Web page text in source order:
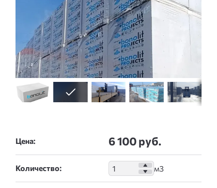
Цена: 6 100 руб.
Количество: